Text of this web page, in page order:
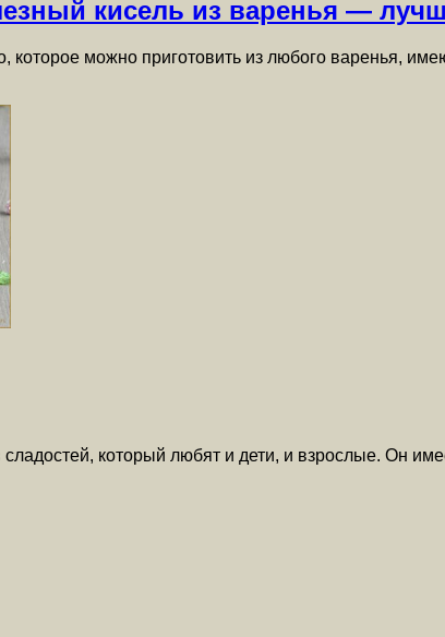
кисель из варенья —
которое можно приготовить из любого варенья,
который любят и дети, и взрослые. Он